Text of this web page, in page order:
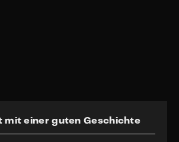
mit einer guten Geschichte